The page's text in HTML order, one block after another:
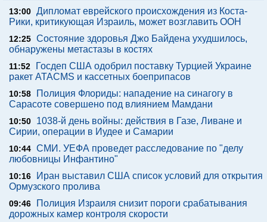
13:00 Дипломат еврейского происхождения из Коста-
Рики, критикующая Израиль, может возглавить ООН
12:25 Состояние здоровья Джо Байдена ухудшилось,
обнаружены метастазы в костях
11:52
Госдеп США одобрил поставку Турцией Украине
ракет ATACMS и кассетных боеприпасов
10:58
Полиция Флориды: нападение на синагогу в
Сарасоте совершено под влиянием Мамдани
10:50
1038-й день войны: действия в Газе, Ливане и
Сирии, операции в Иудее и Самарии
10:44 СМИ. УЕФА проведет расследование по "делу
любовницы Инфантино"
10:16
Иран выставил США список условий для открытия
Ормузского пролива
09:46
Полиция Израиля снизит пороги срабатывания
дорожных камер контроля скорости